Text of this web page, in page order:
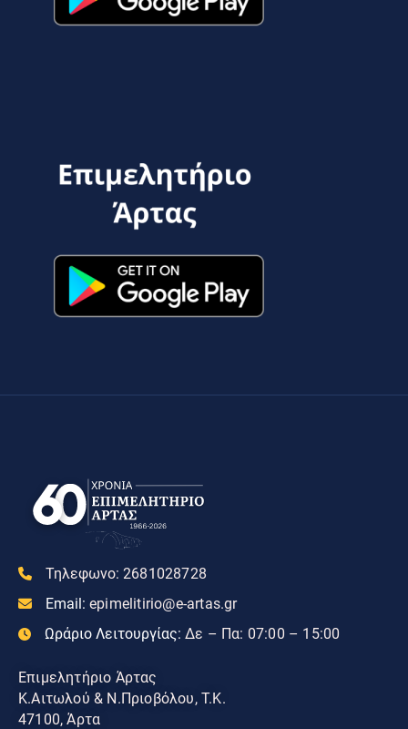
Τηλεφωνο: 2681028728
Email: epimelitirio@e-artas.gr
Ωράριο Λειτουργίας: Δε – Πα: 07:00 – 15:00
Επιμελητήριο Άρτας
Κ.Αιτωλού & Ν.Πριοβόλου, Τ.Κ.
47100, Άρτα